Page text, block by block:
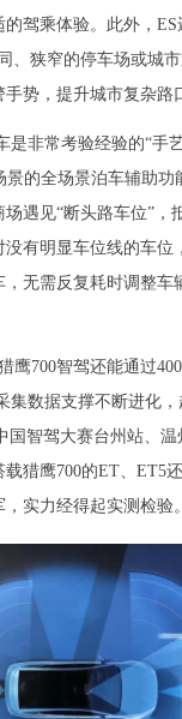
驾乘体验。此外，ES
、狭窄的停车场或城
势，提升城市复杂路
是非常考验经验的“手
景的全场景泊车辅助功
遇见“断头路车位”，
有明显车位线的车位
，无需反复耗时调整车
鹰700智驾还能通过
集数据支撑不断进化
国智驾大赛台州站、
猎鹰700的ET、ET5
实力经得起实测检验。